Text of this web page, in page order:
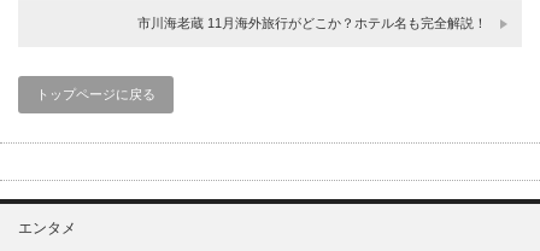
市川海老蔵 11月海外旅行がどこか？ホテル名も完全解説！
トップページに戻る
エンタメ